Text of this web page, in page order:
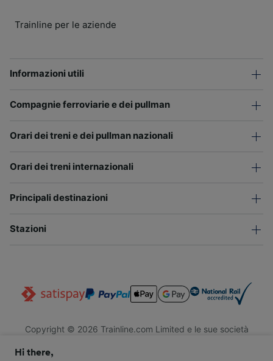
Trainline per le aziende
Informazioni utili
Compagnie ferroviarie e dei pullman
Orari dei treni e dei pullman nazionali
Orari dei treni internazionali
Principali destinazioni
Stazioni
Copyright © 2026 Trainline.com Limited e le sue società
Trainline.com Limited è registrata in Inghilterra e Galles. Società
Hi there,